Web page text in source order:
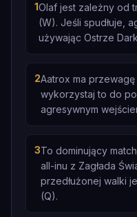
1Olaf jest zależny od
(W). Jeśli spudłuje,
używając Ostrze
2Aatrox ma
wykorzystaj to do
agresywnym
3To dominujący
all-inu z Zagłada
przedłużonej walki
(Q).